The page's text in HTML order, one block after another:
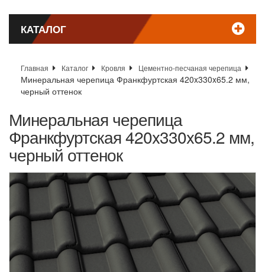
КАТАЛОГ
Главная Каталог Кровля Цементно-песчаная черепица
Минеральная черепица Франкфуртская 420x330x65.2 мм,
черный оттенок
Минеральная черепица
Франкфуртская 420x330x65.2 мм,
черный оттенок